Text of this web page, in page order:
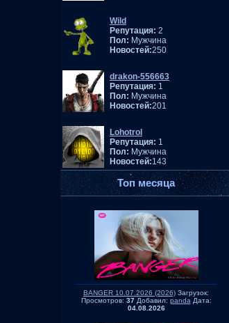
Wild
Репутация: 2
Пол: Мужчина
Новостей:250
drakon-556663
Репутация: 1
Пол: Мужчина
Новостей:201
Lohotrol
Репутация: 1
Пол: Мужчина
Новостей:143
Топ месяца
BANGER 10.07.2026 (2026) Загрузок:
Просмотров: 37Добавил: panda Дата:
04.08.2026